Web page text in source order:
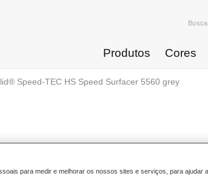
Produtos Cores
Speed-TEC HS Speed Surfacer 5560 grey
Speed-TEC HS
para medir e melhorar os nossos sites e serviços, para ajudar